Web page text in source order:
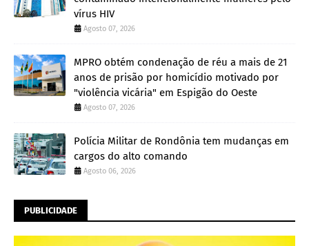
vírus HIV
Agosto 07, 2026
MPRO obtém condenação de réu a mais de 21
anos de prisão por homicídio motivado por
"violência vicária" em Espigão do Oeste
Agosto 07, 2026
Polícia Militar de Rondônia tem mudanças em
cargos do alto comando
Agosto 06, 2026
PUBLICIDADE